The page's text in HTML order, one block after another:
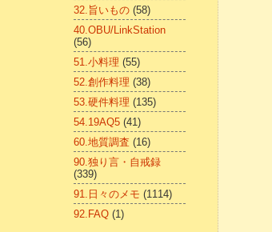
32.旨いもの (58)
40.OBU/LinkStation
(56)
51.小料理 (55)
52.創作料理 (38)
53.硬件料理 (135)
54.19AQ5 (41)
60.地質調査 (16)
90.独り言・自戒録
(339)
91.日々のメモ (1114)
92.FAQ (1)